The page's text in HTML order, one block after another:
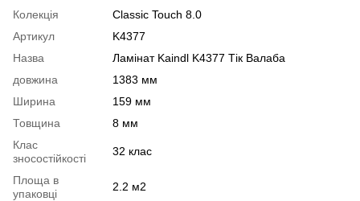
Колекція
Classic Touch 8.0
Артикул
K4377
Назва
Ламінат Kaindl K4377 Тік Валаба
довжина
1383 мм
Ширина
159 мм
Товщина
8 мм
Клас
зносостійкості
32 клас
Площа в
упаковці
2.2 м2